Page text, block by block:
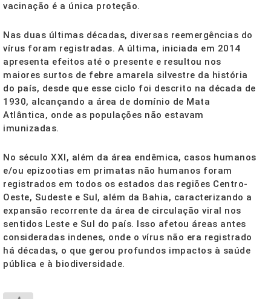
vacinação é a única proteção.
Nas duas últimas décadas, diversas reemergências do
vírus foram registradas. A última, iniciada em 2014
apresenta efeitos até o presente e resultou nos
maiores surtos de febre amarela silvestre da história
do país, desde que esse ciclo foi descrito na década de
1930, alcançando a área de domínio de Mata
Atlântica, onde as populações não estavam
imunizadas.
No século XXI, além da área endêmica, casos humanos
e/ou epizootias em primatas não humanos foram
registrados em todos os estados das regiões Centro-
Oeste, Sudeste e Sul, além da Bahia, caracterizando a
expansão recorrente da área de circulação viral nos
sentidos Leste e Sul do país. Isso afetou áreas antes
consideradas indenes, onde o vírus não era registrado
há décadas, o que gerou profundos impactos à saúde
pública e à biodiversidade.